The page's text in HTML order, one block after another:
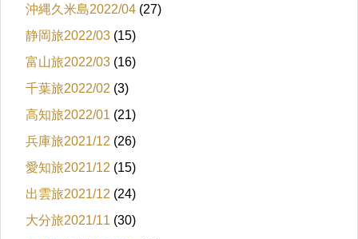
沖縄久米島2022/04 (27)
静岡旅2022/03 (15)
富山旅2022/03 (16)
千葉旅2022/02 (3)
高知旅2022/01 (21)
兵庫旅2021/12 (26)
愛知旅2021/12 (15)
出雲旅2021/12 (24)
大分旅2021/11 (30)